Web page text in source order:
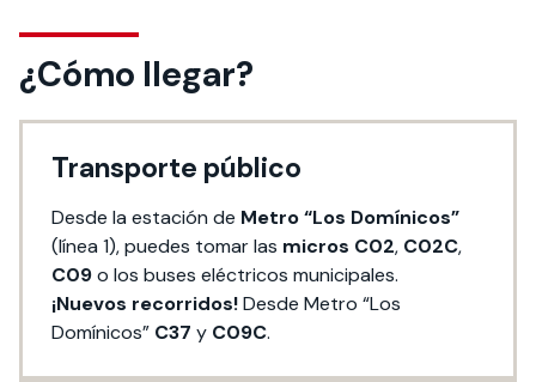
¿Cómo llegar?
Transporte público
Desde la estación de Metro “Los Domínicos”
(línea 1), puedes tomar las micros C02, C02C,
C09o los buses eléctricos municipales.
¡Nuevos recorridos!Desde Metro “Los
Domínicos” C37 y C09C.